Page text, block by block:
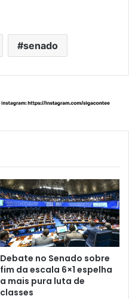
senado
Debate no Senado sobre
fim da escala 6×1 espelha
a mais pura luta de
classes